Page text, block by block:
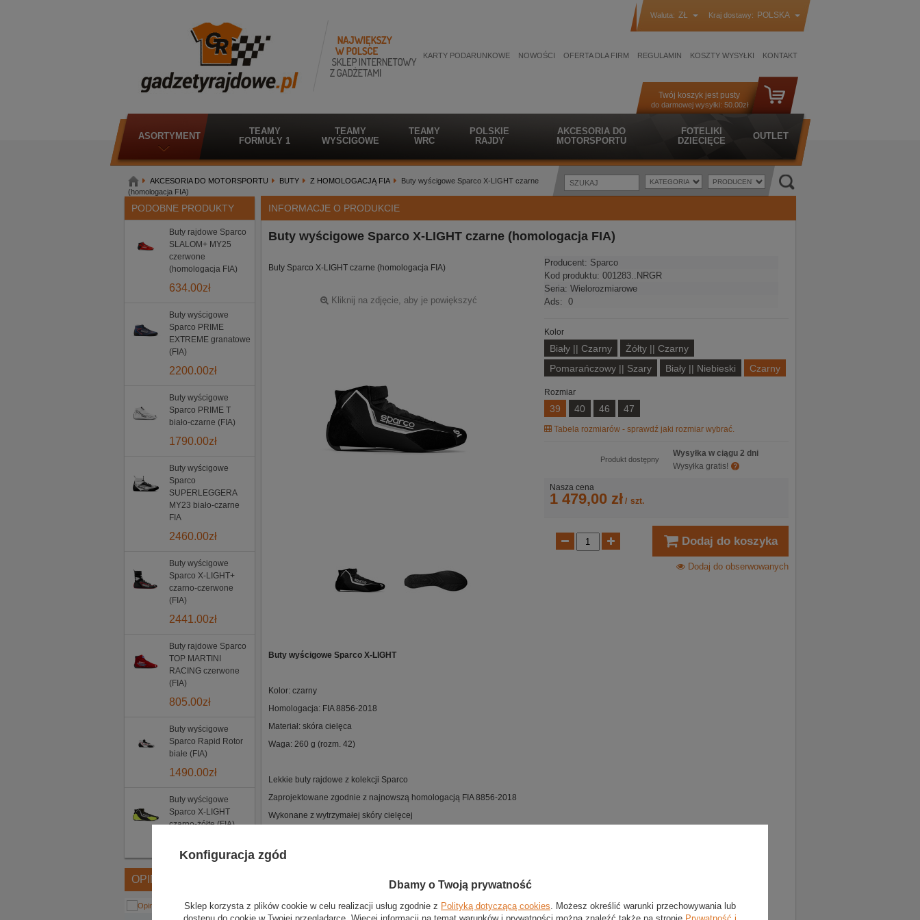
Waluta: ZŁ Kraj dostawy: POLSKA
KARTY PODARUNKOWE NOWOŚCI OFERTA DLA FIRM REGULAMIN KOSZTY WYSYŁKI KONTAKT
Twój koszyk jest pusty
do darmowej wysyłki: 50.00zł
ASORTYMENT
TEAMY
FORMUŁY 1
TEAMY
WYŚCIGOWE
TEAMY
WRC
POLSKIE
RAJDY
AKCESORIA DO
MOTORSPORTU
FOTELIKI
DZIECIĘCE
OUTLET
AKCESORIA DO MOTORSPORTU BUTY Z HOMOLOGACJĄ FIA
Buty wyścigowe Sparco X-LIGHT czarne
(homologacja FIA)
PODOBNE PRODUKTY
Buty rajdowe Sparco
SLALOM+ MY25
czerwone
(homologacja FIA)
634.00zł
Buty wyścigowe
Sparco PRIME
EXTREME granatowe
(FIA)
2200.00zł
Buty wyścigowe
Sparco PRIME T
biało-czarne (FIA)
1790.00zł
Buty wyścigowe
Sparco
SUPERLEGGERA
MY23 biało-czarne
FIA
2460.00zł
Buty wyścigowe
Sparco X-LIGHT+
czarno-czerwone
(FIA)
2441.00zł
Buty rajdowe Sparco
TOP MARTINI
RACING czerwone
(FIA)
805.00zł
Buty wyścigowe
Sparco Rapid Rotor
białe (FIA)
1490.00zł
Buty wyścigowe
Sparco X-LIGHT
czarno-żółte (FIA)
OPINIE
INFORMACJE O PRODUKCIE
Buty wyścigowe Sparco X-LIGHT czarne (homologacja FIA)
Buty Sparco X-LIGHT czarne (homologacja FIA)
Kliknij na zdjęcie, aby je powiększyć
Producent: Sparco
Kod produktu: 001283..NRGR
Seria: Wielorozmiarowe
Ads: 0
Kolor
Biały || Czarny
Żółty || Czarny
Pomarańczowy || Szary
Biały || Niebieski Czarny
Rozmiar
39 40 46 47
Tabela rozmiarów - sprawdź jaki rozmiar wybrać.
Produkt dostępny
Wysyłka w ciągu 2 dni
Wysyłka gratis!
Nasza cena
1 479,00 zł/ szt.
Dodaj do koszyka
Dodaj do obserwowanych
Buty wyścigowe Sparco X-LIGHT
Kolor: czarny
Homologacja: FIA 8856-2018
Materiał: skóra cielęca
Waga: 260 g (rozm. 42)
Lekkie buty rajdowe z kolekcji Sparco
Zaprojektowane zgodnie z najnowszą homologacją FIA 8856-2018
Wykonane z wytrzymałej skóry cielęcej
Obuwie pokryte perforacjami dla lepszego obiegu powietrza
Wyposażone w lekkie kevlarowe sznurowadła
Miękki kołnierz z dzianiny żakardowej zamiast tradycyjnego języka
Konfiguracja zgód
Dbamy o Twoją prywatność
Sklep korzysta z plików cookie w celu realizacji usług zgodnie z Polityką dotyczącą cookies . Możesz określić warunki przechowywania lub